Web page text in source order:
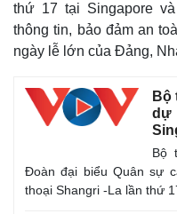
thứ 17 tại Singapore
thông tin, bảo đảm an
ngày lễ lớn của Đảng,
Bộ
dự
Bộ
Đoàn đại biểu Quân sự
thoại Shangri -La lần thứ